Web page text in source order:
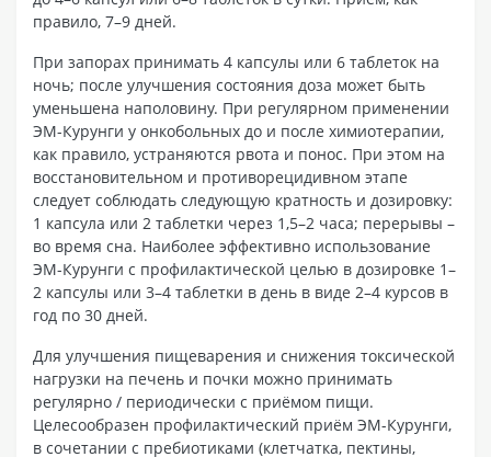
правило, 7–9 дней.
При запорах принимать 4 капсулы или 6 таблеток на
ночь; после улучшения состояния доза может быть
уменьшена наполовину. При регулярном применении
ЭМ-Курунги у онкобольных до и после химиотерапии,
как правило, устраняются рвота и понос. При этом на
восстановительном и противорецидивном этапе
следует соблюдать следующую кратность и дозировку:
1 капсула или 2 таблетки через 1,5–2 часа; перерывы –
во время сна. Наиболее эффективно использование
ЭМ-Курунги с профилактической целью в дозировке 1–
2 капсулы или 3–4 таблетки в день в виде 2–4 курсов в
год по 30 дней.
Для улучшения пищеварения и снижения токсической
нагрузки на печень и почки можно принимать
регулярно / периодически с приёмом пищи.
Целесообразен профилактический приём ЭМ-Курунги,
в сочетании с пребиотиками (клетчатка, пектины,